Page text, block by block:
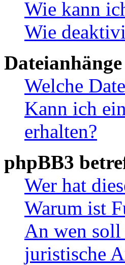
Wie kann
Wie
Dateianhänge
Welche
Kann ich
erhalten?
phpBB3
Wer hat
Warum ist
An wen soll
juristische